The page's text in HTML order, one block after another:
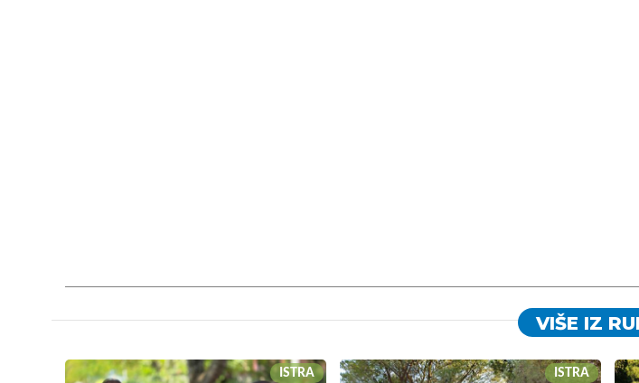
VIŠE IZ
ISTRA ISTRA